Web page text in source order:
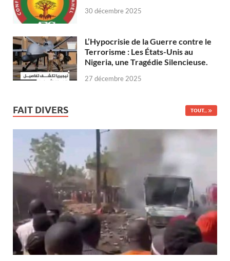
30 décembre 2025
L’Hypocrisie de la Guerre contre le
Terrorisme : Les États-Unis au
Nigeria, une Tragédie Silencieuse.
27 décembre 2025
FAIT DIVERS TOUT...